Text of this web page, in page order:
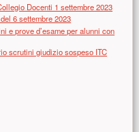
Docenti 1 settembre 2023
6 settembre 2023
e prove d’esame per alunni con
scrutini giudizio sospeso ITC